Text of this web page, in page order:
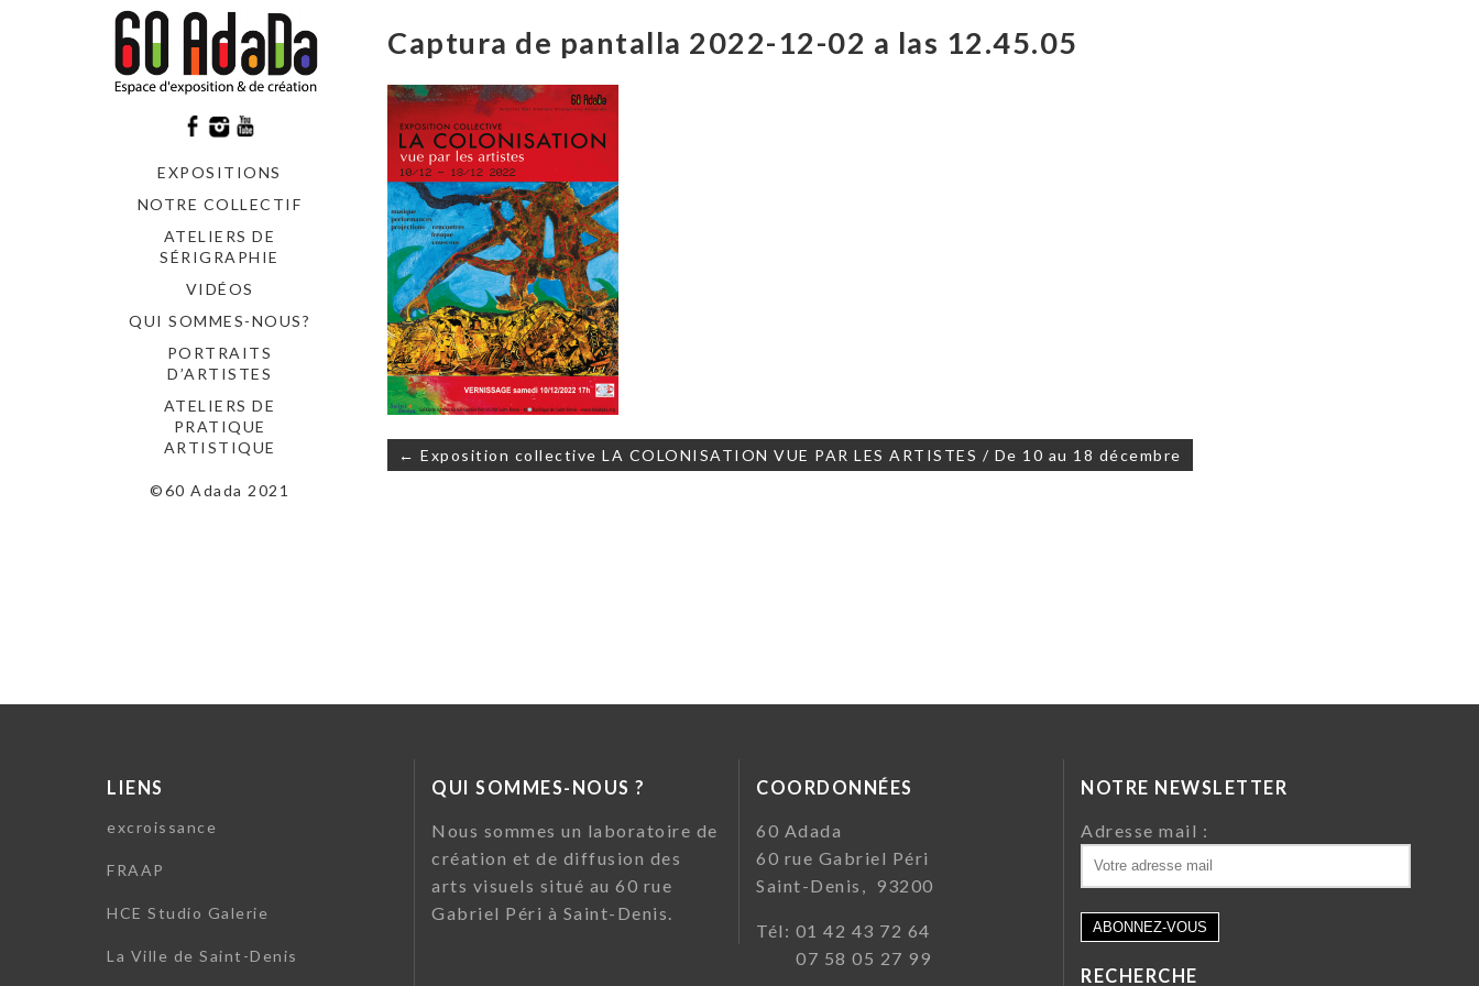
EXPOSITIONS
NOTRE COLLECTIF
ATELIERS DE
SÉRIGRAPHIE
VIDÉOS
QUI SOMMES-NOUS?
PORTRAITS
D’ARTISTES
ATELIERS DE
PRATIQUE
ARTISTIQUE
©60 Adada 2021
Captura de pantalla 2022-12-02 a las 12.45.05
Navigation
de
← Exposition collective LA COLONISATION VUE PAR LES ARTISTES / De 10 au 18 décembre
LIENS
excroissance
FRAAP
HCE Studio Galerie
La Ville de Saint-Denis
QUI SOMMES-NOUS ?
Nous sommes un laboratoire de
création et de diffusion des
arts visuels situé au 60 rue
Gabriel Péri à Saint-Denis.
COORDONNÉES
60 Adada
60 rue Gabriel Péri
Saint-Denis, 93200
Tél: 01 42 43 72 64
07 58 05 27 99
NOTRE NEWSLETTER
Adresse mail :
RECHERCHE